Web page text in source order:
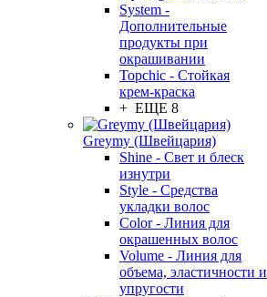
System -
Дополнительные
продукты при
окрашивании
Topchic - Стойкая
крем-краска
+ ЕЩЕ 8
Greymy (Швейцария)
Shine - Свет и блеск
изнутри
Style - Средства
укладки волос
Color - Линия для
окрашенных волос
Volume - Линия для
объема, эластичности и
упругости